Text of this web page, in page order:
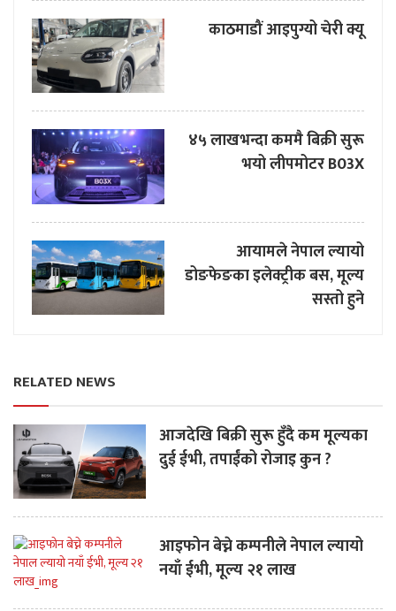
काठमाडौं आइपुग्यो चेरी क्यू
४५ लाखभन्दा कममै बिक्री सुरू
भयो लीपमोटर B03X
आयामले नेपाल ल्यायो
डोङफेङका इलेक्ट्रीक बस, मूल्य
सस्तो हुने
RELATED NEWS
आजदेखि बिक्री सुरू हुँदै कम मूल्यका
दुई ईभी, तपाईंको रोजाइ कुन ?
आइफोन बेच्ने कम्पनीले नेपाल ल्यायो
नयाँ ईभी, मूल्य २१ लाख